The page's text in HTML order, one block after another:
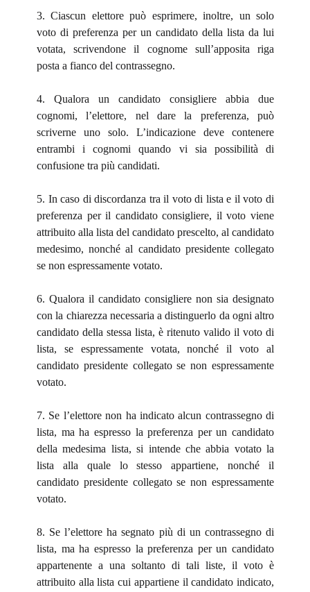
3. Ciascun elettore può esprimere, inoltre, un solo
voto di preferenza per un candidato della lista da lui
votata, scrivendone il cognome sull’apposita riga
posta a fianco del contrassegno.
4. Qualora un candidato consigliere abbia due
cognomi, l’elettore, nel dare la preferenza, può
scriverne uno solo. L’indicazione deve contenere
entrambi i cognomi quando vi sia possibilità di
confusione tra più candidati.
5. In caso di discordanza tra il voto di lista e il voto di
preferenza per il candidato consigliere, il voto viene
attribuito alla lista del candidato prescelto, al candidato
medesimo, nonché al candidato presidente collegato
se non espressamente votato.
6. Qualora il candidato consigliere non sia designato
con la chiarezza necessaria a distinguerlo da ogni altro
candidato della stessa lista, è ritenuto valido il voto di
lista, se espressamente votata, nonché il voto al
candidato presidente collegato se non espressamente
votato.
7. Se l’elettore non ha indicato alcun contrassegno di
lista, ma ha espresso la preferenza per un candidato
della medesima lista, si intende che abbia votato la
lista alla quale lo stesso appartiene, nonché il
candidato presidente collegato se non espressamente
votato.
8. Se l’elettore ha segnato più di un contrassegno di
lista, ma ha espresso la preferenza per un candidato
appartenente a una soltanto di tali liste, il voto è
attribuito alla lista cui appartiene il candidato indicato,